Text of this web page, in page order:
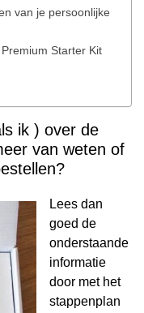
van je persoonlijke
Starter Kit
ik ) over de
van weten of
Lees dan
goed de
onderstaande
informatie
door met het
stappenplan